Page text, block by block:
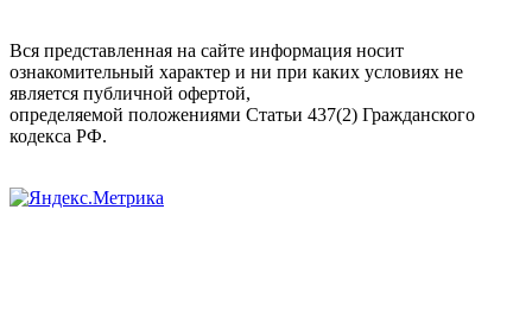
Вся представленная на сайте информация носит
ознакомительный характер и ни при каких условиях не
является публичной офертой,
определяемой положениями Статьи 437(2) Гражданского
кодекса РФ.